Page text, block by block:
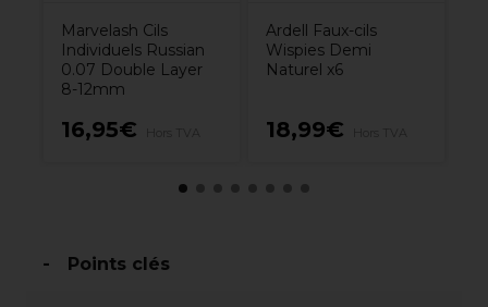
Marvelash Cils
Individuels Russian
0.07 Double Layer
8-12mm
16,95€
Ardell Faux-cils
Wispies Demi
Naturel x6
18,99€
Points clés